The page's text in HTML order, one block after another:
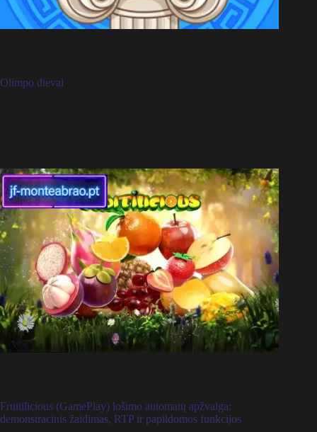
Olimpo dievai
Fruitilicious (GamePlay) lošimo automatų apžvalga:
demonstracinis žaidimas, RTP ir papildomos funkcijos